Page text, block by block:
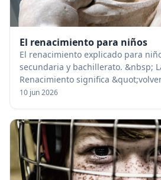
El renacimiento para niños
El renacimiento explicado para
secundaria y bachillerato. &nbsp;
Renacimiento significa
aplica al movimiento intelectual
10 jun 2026